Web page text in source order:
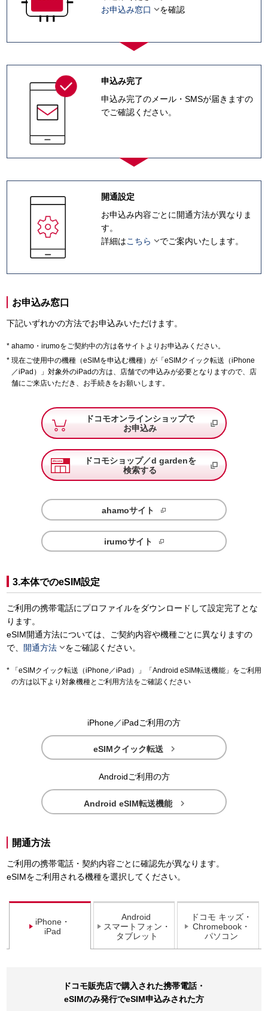
お申込み窓口 を確認
申込み完了
申込み完了のメール・SMSが届きますの
でご確認ください。
開通設定
お申込み内容ごとに開通方法が異なりま
す。
詳細はこちら でご案内いたします。
お申込み窓口
下記いずれかの方法でお申込みいただけます。
ahamo・irumoをご契約中の方は各サイトよりお申込みください。
現在ご使用中の機種（eSIMを申込む機種）が「eSIMクイック転送（iPhone
／iPad）」対象外のiPadの方は、店舗での申込みが必要となりますので、店
舗にご来店いただき、お手続きをお願いします。
ドコモオンラインショップで
お申込み
ドコモショップ／d gardenを
検索する
ahamoサイト
irumoサイト
3.本体でのeSIM設定
ご利用の携帯電話にプロファイルをダウンロードして設定完了とな
ります。
eSIM開通方法については、ご契約内容や機種ごとに異なりますの
で、 開通方法をご確認ください。
「eSIMクイック転送（iPhone／iPad）」「Android eSIM転送機能」をご利用
の方は以下より対象機種とご利用方法をご確認ください
iPhone／iPadご利用の方
eSIMクイック転送 
Androidご利用の方
Android eSIM転送機能 
開通方法
ご利用の携帯電話・契約内容ごとに確認先が異なります。
eSIMをご利用される機種を選択してください。
iPhone・
iPad
Android
スマートフォン・
タブレット
ドコモ キッズ・
Chromebook・
パソコン
ドコモ販売店で購入された携帯電話・
eSIMのみ発行でeSIM申込みされた方